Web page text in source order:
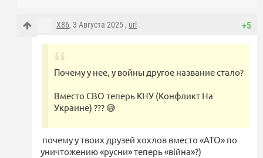
+5
X86, 3 Августа 2025 , url
Почему у нее, у войны другое название стало?
Вместо СВО теперь КНУ (Конфликт На
Украине) ??? 😅
почему у твоих друзей хохлов вместо «АТО» по
уничтожению «русни» теперь «вiйна»?)